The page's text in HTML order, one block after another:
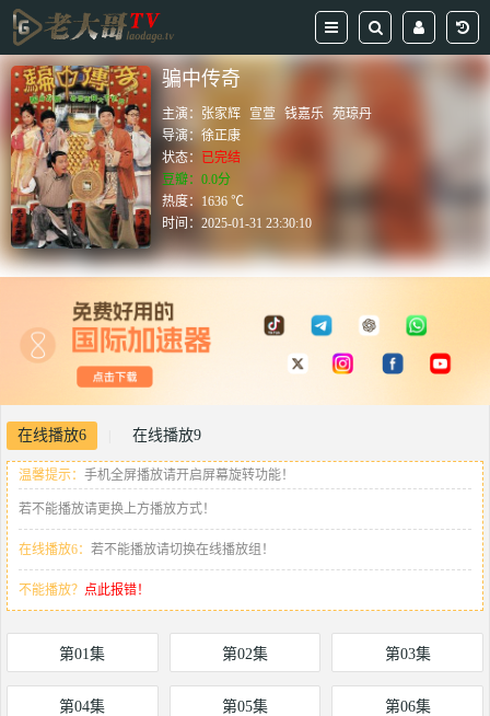
骗中传奇
主演： 张家辉 宣萱 钱嘉乐 苑琼丹
导演：徐正康
状态： 已完结
豆瓣：0.0分
热度：1636 ℃
时间：2025-01-31 23:30:10
在线播放6 在线播放9
温馨提示： 手机全屏播放请开启屏幕旋转功能！
若不能播放请更换上方播放方式！
在线播放6： 若不能播放请切换在线播放组！
不能播放？ 点此报错！
第01集 第02集 第03集
第04集 第05集 第06集